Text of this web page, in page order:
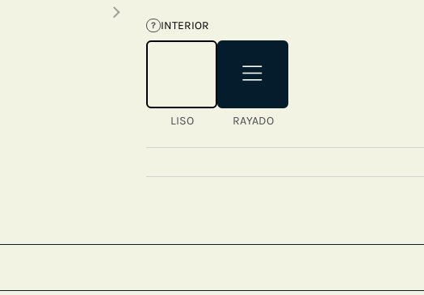
? INTERIOR
LISO RAYADO